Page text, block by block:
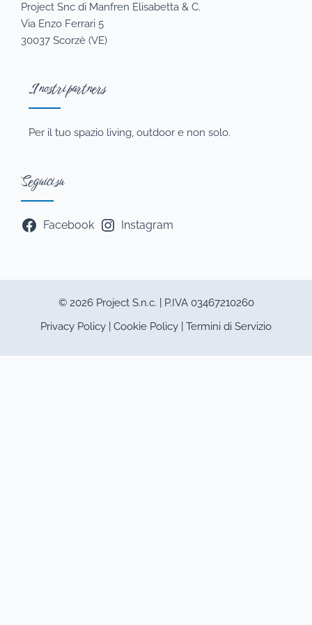
Project Snc di Manfren Elisabetta & C.
Via Enzo Ferrari 5
30037 Scorzè (VE)
I nostri partners
Per il tuo spazio living, outdoor e non solo.
Seguici su
Facebook Instagram
© 2026 Project S.n.c. | P.IVA 03467210260
Privacy Policy
Cookie Policy Termini di Servizio